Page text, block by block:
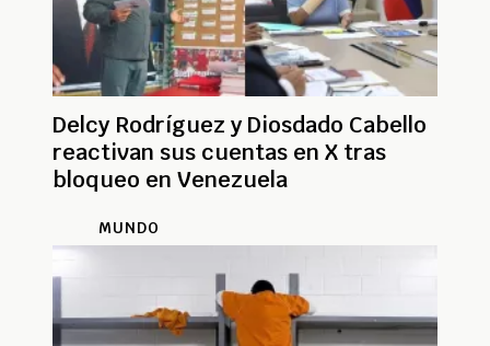
Delcy Rodríguez y Diosdado Cabello
reactivan sus cuentas en X tras
bloqueo en Venezuela
MUNDO